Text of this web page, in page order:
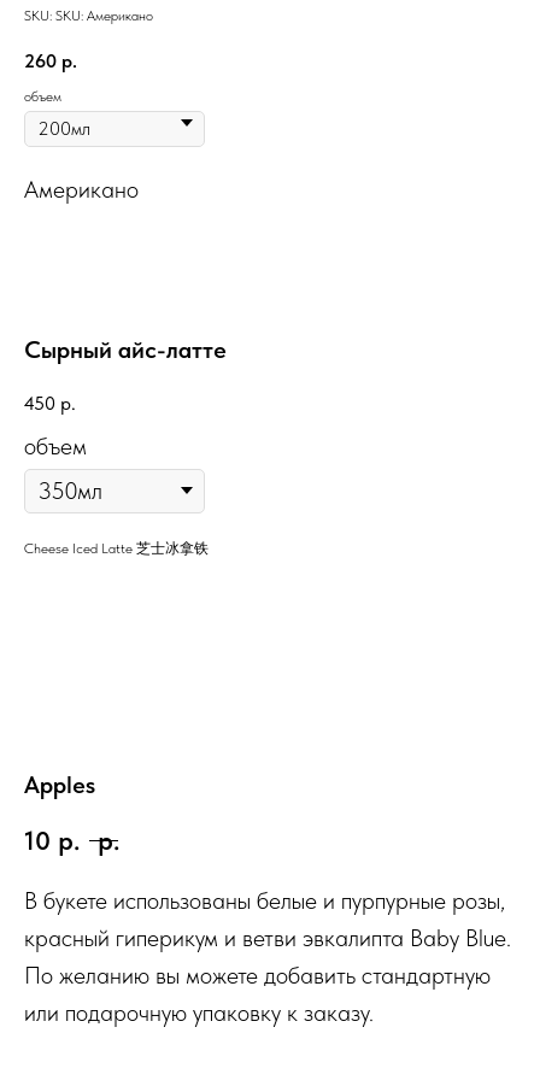
SKU: SKU: Американо
260 р.
объем
Американо
Сырный айс-латте
450 р.
объем
Cheese Iced Latte 芝士冰拿铁
Apples
10 р. р.
В букете использованы белые и пурпурные розы,
красный гиперикум и ветви эвкалипта Baby Blue.
По желанию вы можете добавить стандартную
или подарочную упаковку к заказу.